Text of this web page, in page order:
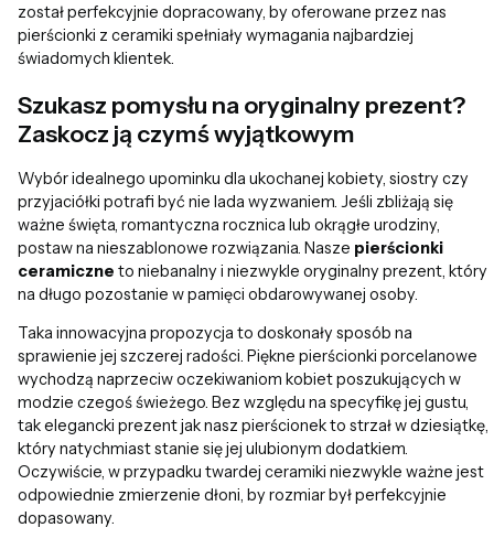
został perfekcyjnie dopracowany, by oferowane przez nas
pierścionki z ceramiki spełniały wymagania najbardziej
świadomych klientek.
Szukasz pomysłu na oryginalny prezent?
Zaskocz ją czymś wyjątkowym
Wybór idealnego upominku dla ukochanej kobiety, siostry czy
przyjaciółki potrafi być nie lada wyzwaniem. Jeśli zbliżają się
ważne święta, romantyczna rocznica lub okrągłe urodziny,
postaw na nieszablonowe rozwiązania. Nasze pierścionki
ceramiczne to niebanalny i niezwykle oryginalny prezent, który
na długo pozostanie w pamięci obdarowywanej osoby.
Taka innowacyjna propozycja to doskonały sposób na
sprawienie jej szczerej radości. Piękne pierścionki porcelanowe
wychodzą naprzeciw oczekiwaniom kobiet poszukujących w
modzie czegoś świeżego. Bez względu na specyfikę jej gustu,
tak elegancki prezent jak nasz pierścionek to strzał w dziesiątkę,
który natychmiast stanie się jej ulubionym dodatkiem.
Oczywiście, w przypadku twardej ceramiki niezwykle ważne jest
odpowiednie zmierzenie dłoni, by rozmiar był perfekcyjnie
dopasowany.